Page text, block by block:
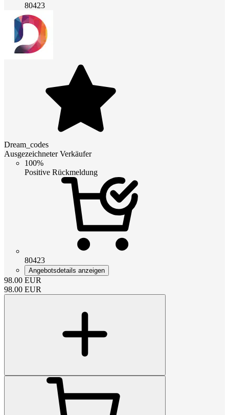
80423
Dream_codes
Ausgezeichneter Verkäufer
100%
Positive Rückmeldung
80423
Angebotsdetails anzeigen
98.00 EUR
98.00 EUR